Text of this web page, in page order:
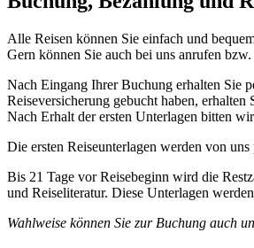
Alle Reisen können Sie einfach und
Gern können Sie auch bei uns anrufen
Nach Eingang Ihrer Buchung erhalten Sie
Reiseversicherung gebucht haben, erhalten
Nach Erhalt der ersten Unterlagen bitten
Die ersten Reiseunterlagen werden von
Bis 21 Tage vor Reisebeginn wird die
und Reiseliteratur. Diese Unterlagen
Wahlweise können Sie zur Buchung auch